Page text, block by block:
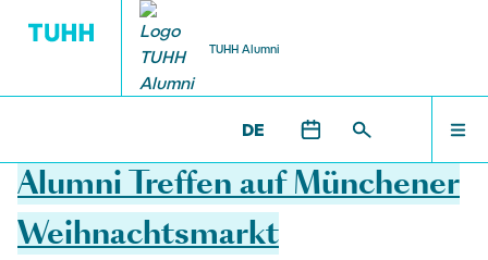
TUHH Alumni
DE
CONNECT | NETZWERKCONNECT | NETZWERK
Alumni-Lounge
GROW | WEITERENTWICKLUNG
GIVE BACK | ENGAGEMENT
Übersicht
Alumni Treffen auf Münchener
Weihnachtsmarkt